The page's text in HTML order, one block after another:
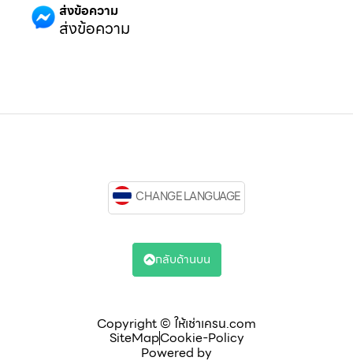
ส่งข้อความ
ส่งข้อความ
Copyright © ให้เช่าเครน.com
SiteMapCookie-Policy
Powered by
CHANGE LANGUAGE
กลับด้านบน